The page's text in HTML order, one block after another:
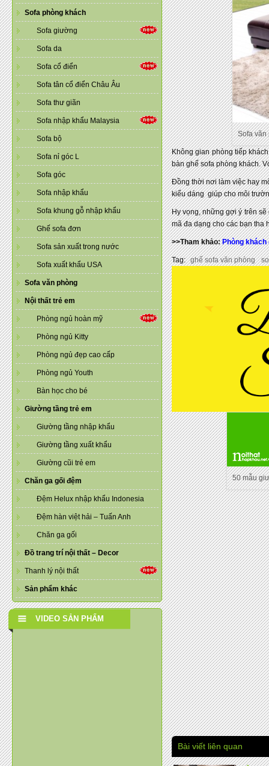
Sofa phòng khách
Sofa giường
Sofa da
Sofa cổ điển
Sofa tân cổ điển Châu Âu
Sofa thư giãn
Sofa nhập khẩu Malaysia
Sofa bộ
Sofa nỉ góc L
Sofa góc
Sofa nhập khẩu
Sofa khung gỗ nhập khẩu
Ghế sofa đơn
Sofa sản xuất trong nước
Sofa xuất khẩu USA
Sofa văn phòng
Nội thất trẻ em
Phòng ngủ hoàn mỹ
Phòng ngủ Kitty
Phòng ngủ đẹp cao cấp
Phòng ngủ Youth
Bàn học cho bé
Giường tầng trẻ em
Giường tầng nhập khẩu
Giường tầng xuất khẩu
Giường cũi trẻ em
Chăn ga gối đệm
Đệm Helux nhập khẩu Indonesia
Đệm hàn việt hải – Tuấn Anh
Chăn ga gối
Đồ trang trí nội thất – Decor
Thanh lý nội thất
Sản phẩm khác
VIDEO SẢN PHẨM
Sofa văn
Không gian phòng tiếp
bàn ghế sofa phòng khách.
Đồng thời nơi làm việc hay
kiểu dáng giúp cho môi
Hy vọng, những gợi ý trên
mã đa dạng cho các bạn tha
>>Tham khảo:Phòng
Tag: ghế sofa văn phòng
50 mẫu
Bài viết liên quan